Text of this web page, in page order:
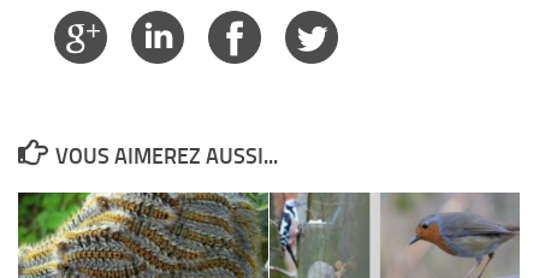
VOUS AIMEREZ AUSSI...